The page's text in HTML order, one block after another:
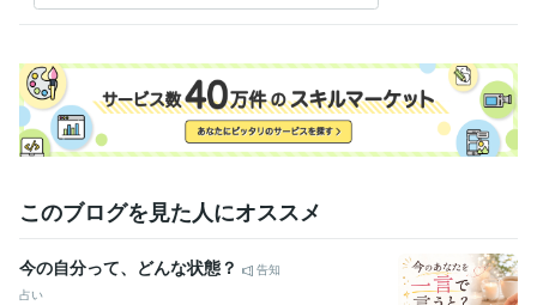
営業 / 営業事務・アシスタント 経験年数 : 6年
資格・検定
カラーセラピスト 取得年 : 2021年
得意分野
カラーセラピー カラーカウンセリング
なし！
このブログを見た人にオススメ
今の自分って、どんな状態？
告知
占い